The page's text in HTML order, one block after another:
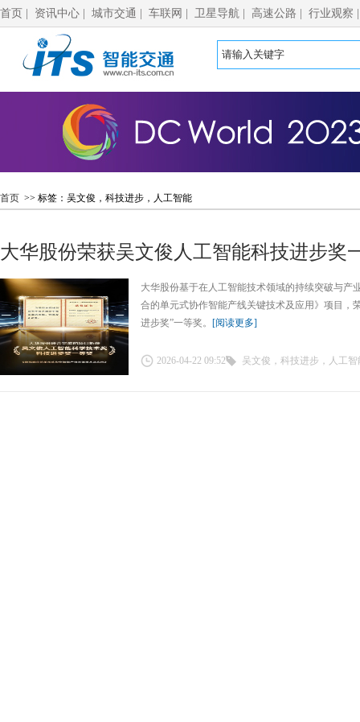
首页 资讯中心 城市交通 车联网 卫星导航 高速公路 行业观察
首页 >> 标签：吴文俊，科技进步，人工智能
大华股份荣获吴文俊人工智能科技进步奖
大华股份基于在人工智能技术领域的持续突破与产
合的单元式协作智能产线关键技术及应用》项目，
进步奖”一等奖。 [阅读更多]
2026-04-22 09:52 吴文俊，科技进步，人工智